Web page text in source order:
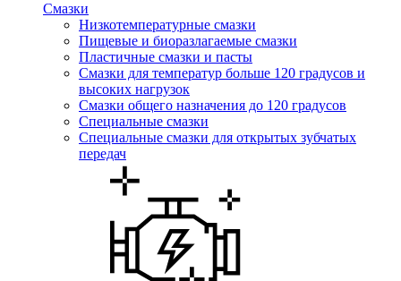
Смазки
Низкотемпературные смазки
Пищевые и биоразлагаемые смазки
Пластичные смазки и пасты
Смазки для температур больше 120 градусов и
высоких нагрузок
Смазки общего назначения до 120 градусов
Специальные смазки
Специальные смазки для открытых зубчатых
передач